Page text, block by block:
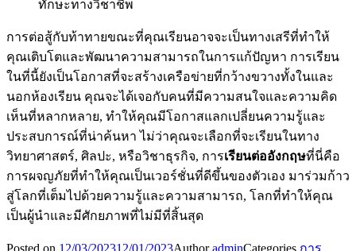
ทักษะทางวิชาชีพ
การต่อสู้กับท้าทายขณะที่คุณเรียนอาจจะเป็นทางเสรีที่ทำให้
คุณเติบโตและพัฒนาความสามารถในการแก้ปัญหา การเรียน
ในที่นี้ยังเป็นโอกาสที่จะสร้างเครือข่ายที่กว้างขวางทั้งในและ
นอกห้องเรียน คุณจะได้เจอกับคนที่มีความสนใจและความคิด
เห็นที่หลากหลาย, ทำให้คุณมีโอกาสแลกเปลี่ยนความรู้และ
ประสบการณ์ที่น่าค้นหา ไม่ว่าคุณจะเลือกที่จะเรียนในทาง
วิทยาศาสตร์, ศิลปะ, หรือวิชาธุรกิจ, การเรียนต่ออังกฤษที่นี่คือ
การผจญภัยที่ทำให้คุณเป็นเวอร์ชั่นที่ดีขึ้นของตัวเอง มาร่วมก้าว
สู่โลกที่เต็มไปด้วยความรู้และความสามารถ, โลกที่ทำให้คุณ
เป็นผู้นำและมีศักยภาพที่ไม่มีที่สิ้นสุด
Posted on 12/03/202312/01/2023AuthoradminCategories การ